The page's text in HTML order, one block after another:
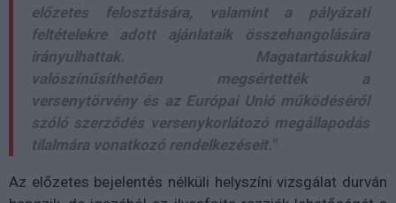
előzetes felosztására, valamint a pályázati
feltételekre adott ajánlataik összehangolására
irányulhattak. Magatartásukkal
valószínűsíthetően megsértették a
versenytörvény és az Európai Unió működéséről
szóló szerződés versenykorlátozó megállapodás
tilalmára vonatkozó rendelkezéseit."
Az előzetes bejelentés nélküli helyszíni vizsgálat durván